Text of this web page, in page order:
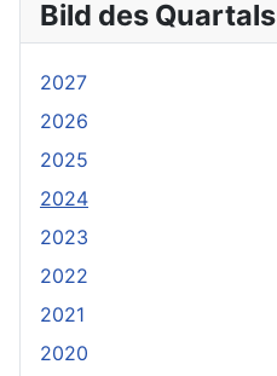
Bild des Quartals
2027
2026
2025
2024
2023
2022
2021
2020